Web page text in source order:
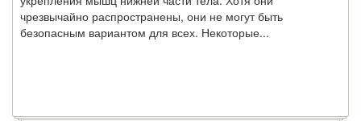
чрезвычайно распространены, они не могут быть
безопасным вариантом для всех. Некоторые...